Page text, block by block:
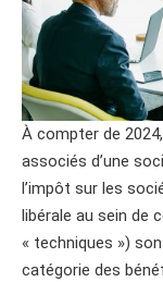
À compter de
associés d’une
l’impôt sur les
libérale au sein de
« techniques »)
catégorie des